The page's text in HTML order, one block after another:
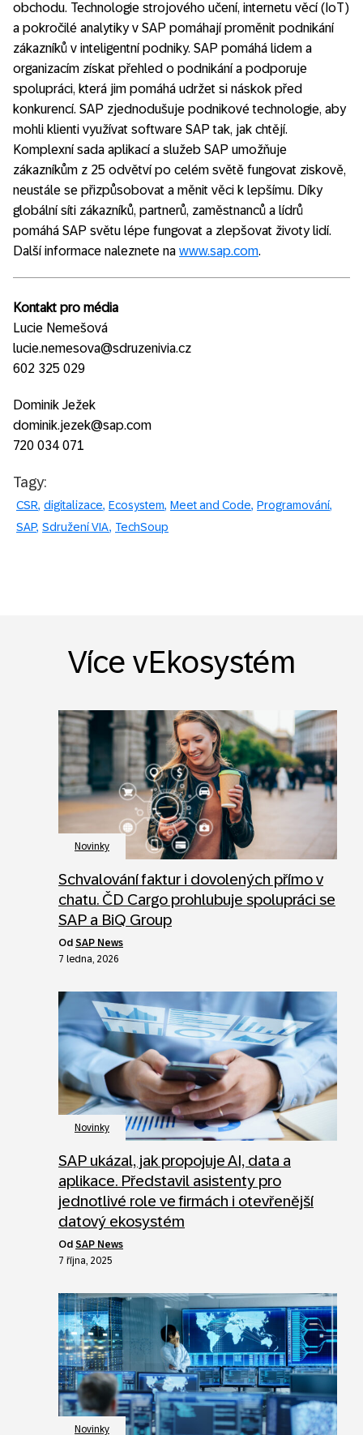
obchodu. Technologie strojového učení, internetu věcí (IoT)
a pokročilé analytiky v SAP pomáhají proměnit podnikání
zákazníků v inteligentní podniky. SAP pomáhá lidem a
organizacím získat přehled o podnikání a podporuje
spolupráci, která jim pomáhá udržet si náskok před
konkurencí. SAP zjednodušuje podnikové technologie, aby
mohli klienti využívat software SAP tak, jak chtějí.
Komplexní sada aplikací a služeb SAP umožňuje
zákazníkům z 25 odvětví po celém světě fungovat ziskově,
neustále se přizpůsobovat a měnit věci k lepšímu. Díky
globální síti zákazníků, partnerů, zaměstnanců a lídrů
pomáhá SAP světu lépe fungovat a zlepšovat životy lidí.
Další informace naleznete na www.sap.com.
Kontakt pro média
Lucie Nemešová
lucie.nemesova@sdruzenivia.cz
602 325 029
Dominik Ježek
dominik.jezek@sap.com
720 034 071
Tagy:
CSR digitalizace Ecosystem Meet and Code Programování
SAP Sdružení VIA TechSoup
Více vEkosystém
Novinky
Schvalování faktur i dovolených přímo v
chatu. ČD Cargo prohlubuje spolupráci se
SAP a BiQ Group
od SAP News
7 ledna, 2026
Novinky
SAP ukázal, jak propojuje AI, data a
aplikace. Představil asistenty pro
jednotlivé role ve firmách i otevřenější
datový ekosystém
od SAP News
7 října, 2025
Novinky